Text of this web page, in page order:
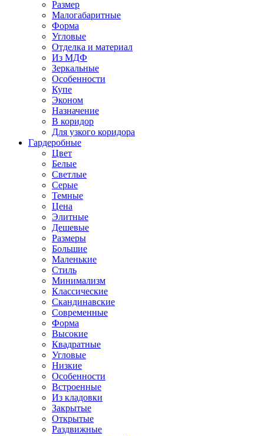
Размер
Малогабаритные
Форма
Угловые
Отделка и материал
Из МДФ
Зеркальные
Особенности
Купе
Эконом
Назначение
В коридор
Для узкого коридора
Гардеробные
Цвет
Белые
Светлые
Серые
Темные
Цена
Элитные
Дешевые
Размеры
Большие
Маленькие
Стиль
Минимализм
Классические
Скандинавские
Современные
Форма
Высокие
Квадратные
Угловые
Низкие
Особенности
Встроенные
Из кладовки
Закрытые
Открытые
Раздвижные